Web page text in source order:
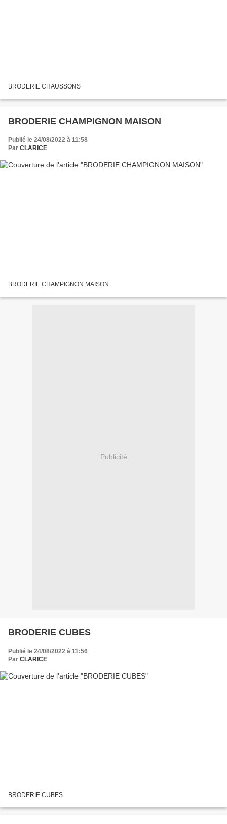
BRODERIE CHAUSSONS
BRODERIE CHAMPIGNON MAISON
Publié le 24/08/2022 à 11:58
Par CLARICE
BRODERIE CHAMPIGNON MAISON
Publicité
BRODERIE CUBES
Publié le 24/08/2022 à 11:56
Par CLARICE
BRODERIE CUBES